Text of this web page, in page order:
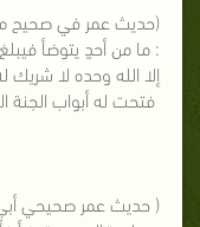
(حديث عمر في صحيح
: ما من أحدٍ يتوضأ
إلا الله وحده لا
فتحت له أبواب الجنة
( حديث عمر صحيحي أبي